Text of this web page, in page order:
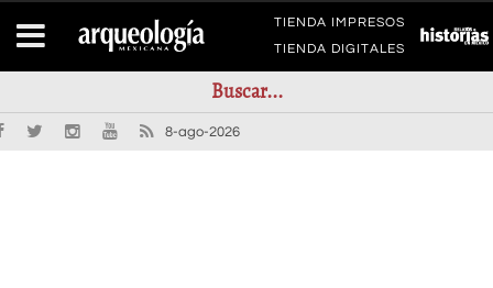
TIENDA IMPRESOS
TIENDA DIGITALES
8-ago-2026